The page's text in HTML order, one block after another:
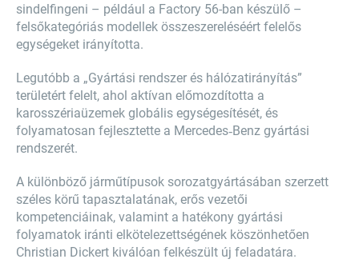
sindelfingeni – például a Factory 56-ban készülő –
felsőkategóriás modellek összeszereléséért felelős
egységeket irányította.
Legutóbb a „Gyártási rendszer és hálózatirányítás”
területért felelt, ahol aktívan előmozdította a
karosszériaüzemek globális egységesítését, és
folyamatosan fejlesztette a Mercedes‑Benz gyártási
rendszerét.
A különböző járműtípusok sorozatgyártásában szerzett
széles körű tapasztalatának, erős vezetői
kompetenciáinak, valamint a hatékony gyártási
folyamatok iránti elkötelezettségének köszönhetően
Christian Dickert kiválóan felkészült új feladatára.